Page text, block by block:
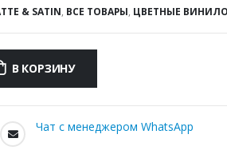
& SATIN, ВСЕ ТОВАРЫ, ЦВЕТНЫЕ
В КОРЗИНУ
Чат с менеджером WhatsApp